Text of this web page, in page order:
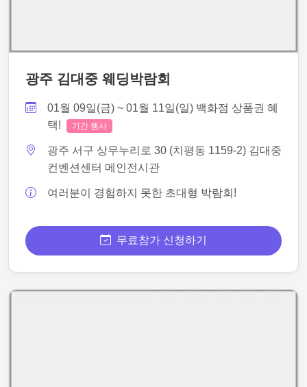
광주 김대중 웨딩박람회
01월 09일(금) ~ 01월 11일(일) 백화점 상품권 혜
택!
기간 행사
광주 서구 상무누리로 30 (치평동 1159-2) 김대중
컨벤션센터 메인전시관
여러분이 경험하지 못한 초대형 박람회!
무료참가 신청하기